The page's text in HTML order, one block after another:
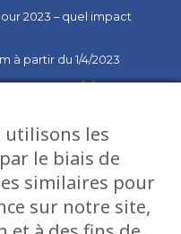
2023 – quel impact
à partir du 1/4/2023
utilisons les
le biais de
similaires pour
sur notre site,